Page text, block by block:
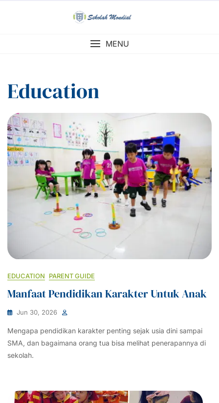
MENU
Education
EDUCATION PARENT GUIDE
Manfaat Pendidikan Karakter Untuk Anak
Jun 30, 2026
Mengapa pendidikan karakter penting sejak usia dini sampai
SMA, dan bagaimana orang tua bisa melihat penerapannya di
sekolah.